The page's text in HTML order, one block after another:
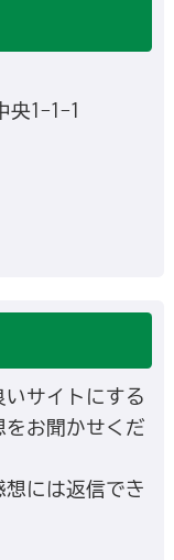
央1-1-1
サイトにする
お聞かせくだ
には返信でき